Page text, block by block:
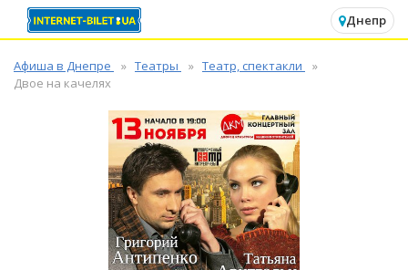
Днепр
Афиша в Днепре Театры
Театр, спектакли
Двое на качелях